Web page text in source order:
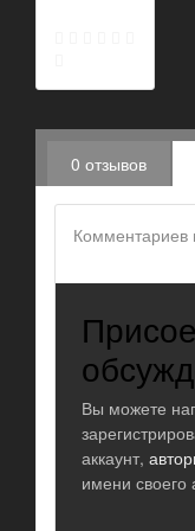
0 отзывов
Комментариев
Вы можете
аккаунт,
имени своего